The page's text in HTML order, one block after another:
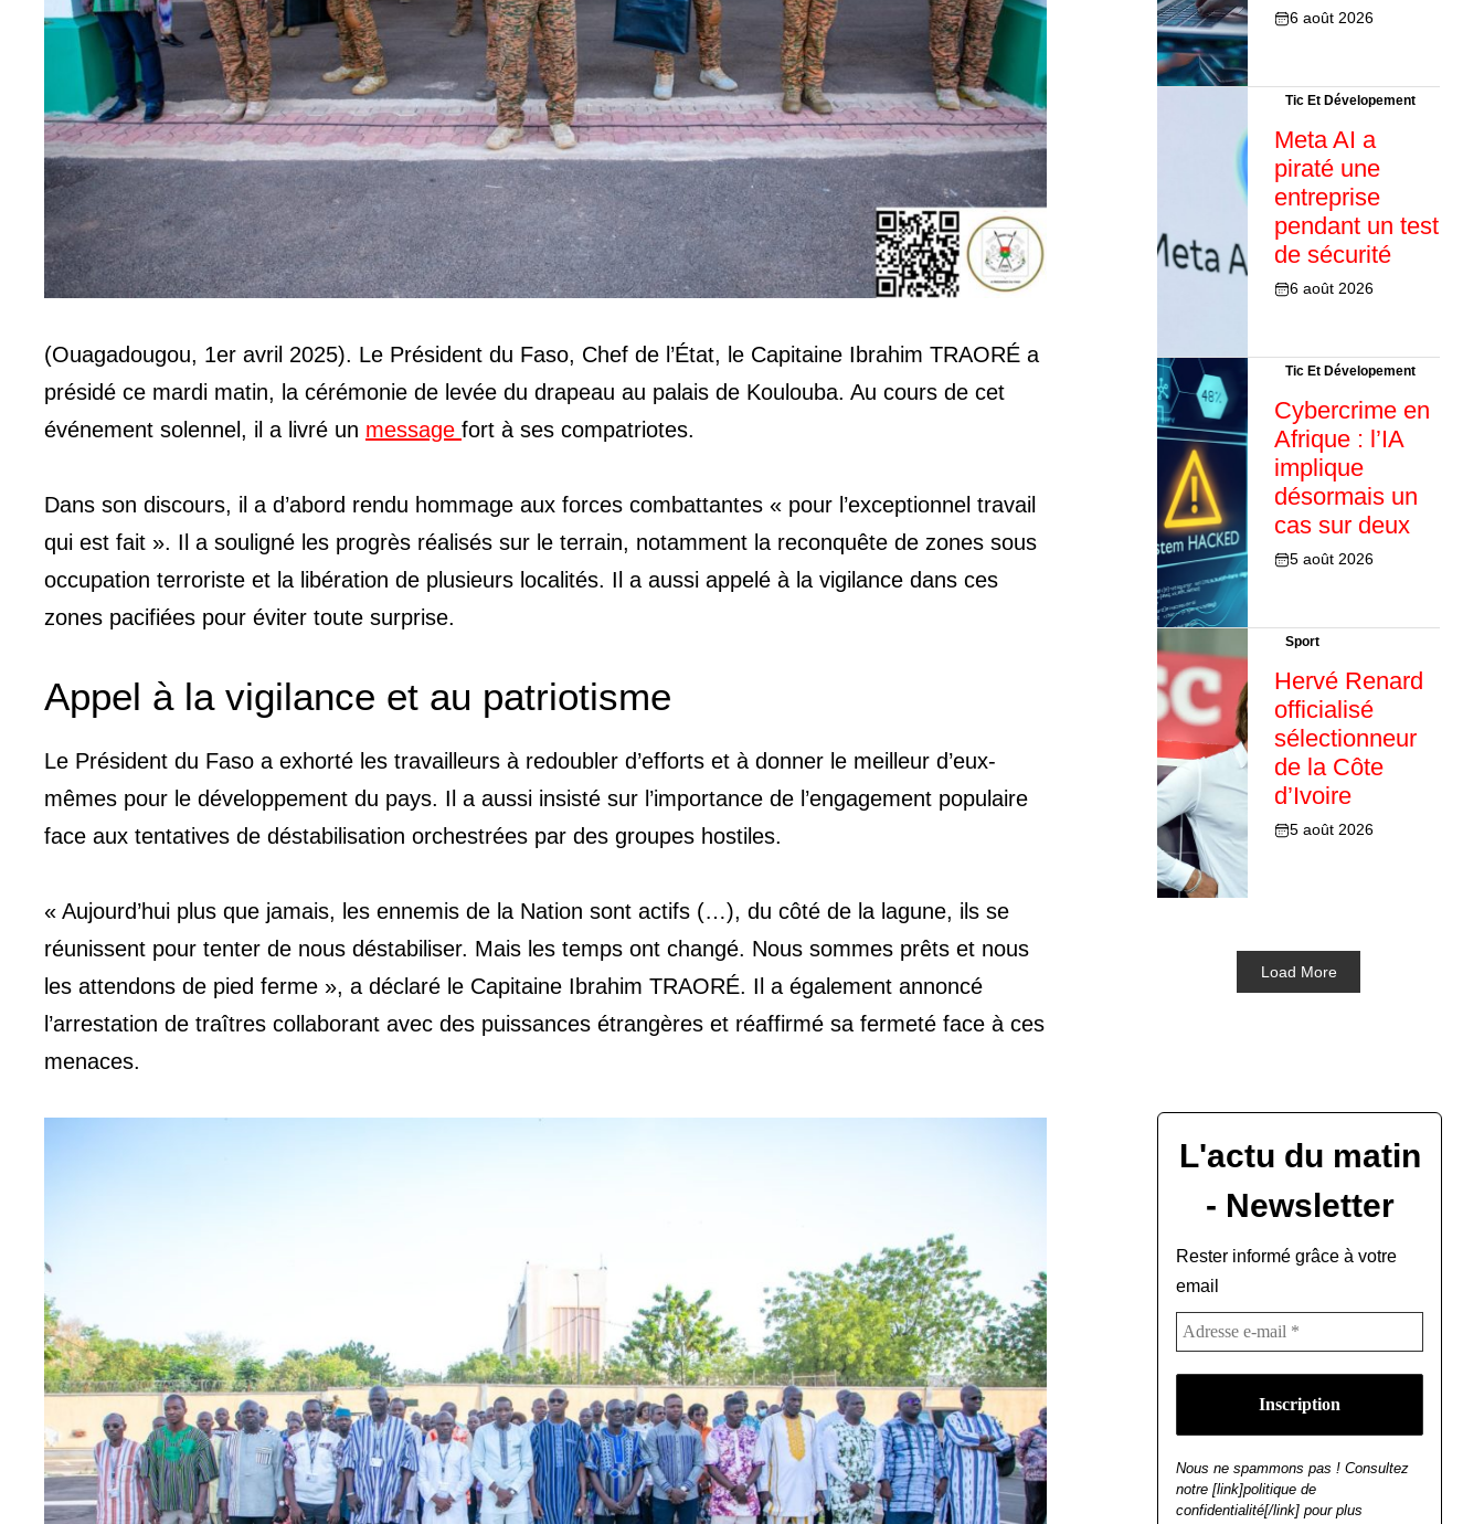
(Ouagadougou, 1er avril 2025). Le Président du Faso, Chef de l’État, le Capitaine Ibrahim TRAORÉ a
présidé ce mardi matin, la cérémonie de levée du drapeau au palais de Koulouba. Au cours de cet
événement solennel, il a livré un message fort à ses compatriotes.
Dans son discours, il a d’abord rendu hommage aux forces combattantes « pour l’exceptionnel travail
qui est fait ». Il a souligné les progrès réalisés sur le terrain, notamment la reconquête de zones sous
occupation terroriste et la libération de plusieurs localités. Il a aussi appelé à la vigilance dans ces
zones pacifiées pour éviter toute surprise.
Appel à la vigilance et au patriotisme
Le Président du Faso a exhorté les travailleurs à redoubler d’efforts et à donner le meilleur d’eux-
mêmes pour le développement du pays. Il a aussi insisté sur l’importance de l’engagement populaire
face aux tentatives de déstabilisation orchestrées par des groupes hostiles.
« Aujourd’hui plus que jamais, les ennemis de la Nation sont actifs (…), du côté de la lagune, ils se
réunissent pour tenter de nous déstabiliser. Mais les temps ont changé. Nous sommes prêts et nous
les attendons de pied ferme », a déclaré le Capitaine Ibrahim TRAORÉ. Il a également annoncé
l’arrestation de traîtres collaborant avec des puissances étrangères et réaffirmé sa fermeté face à ces
menaces.
6 août 2026
Tic Et Dévelopement
Meta AI a
piraté une
entreprise
pendant un test
de sécurité
6 août 2026
Tic Et Dévelopement
Cybercrime en
Afrique : l’IA
implique
désormais un
cas sur deux
5 août 2026
Sport
Hervé Renard
officialisé
sélectionneur
de la Côte
d’Ivoire
5 août 2026
Load More
L'actu du matin
- Newsletter
Rester informé grâce à votre
email
Nous ne spammons pas ! Consultez
notre [link]politique de
confidentialité[/link] pour plus